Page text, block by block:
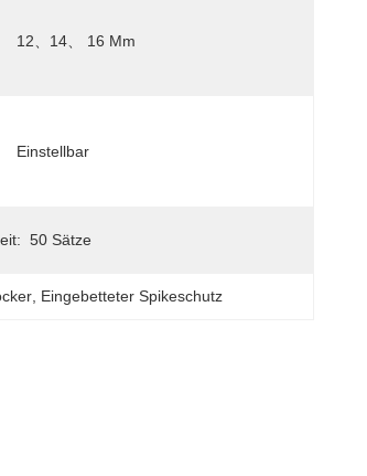
12、14、 16 Mm
Einstellbar
50 Sätze
Eingebetteter Spikeschutz